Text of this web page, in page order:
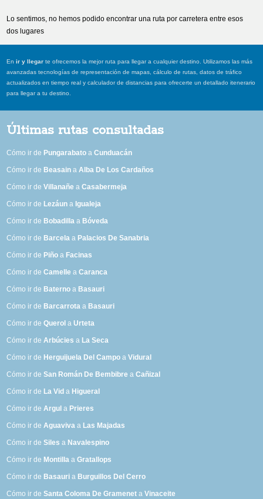
Lo sentimos, no hemos podido encontrar una ruta por carretera entre esos
dos lugares
Enir y llegar te ofrecemos la mejor ruta para llegar a cualquier destino. Utilizamos las más
avanzadas tecnologías de representación de mapas, cálculo de rutas, datos de tráfico
actualizados en tiempo real y calculador de distancias para ofrecerte un detallado itenerario
para llegar a tu destino.
Últimas rutas consultadas
Cómo ir de Pungarabato aCunduacán
Cómo ir de Beasain aAlba De Los Cardaños
Cómo ir deVillanañe aCasabermeja
Cómo ir de Lezáun a Igualeja
Cómo ir de Bobadilla a Bóveda
Cómo ir de Barcela a Palacios De Sanabria
Cómo ir de Piño a Facinas
Cómo ir deCamelle aCaranca
Cómo ir de Baterno a Basauri
Cómo ir de Barcarrota a Basauri
Cómo ir deQuerol aUrteta
Cómo ir deArbúcies a La Seca
Cómo ir de Herguijuela Del Campo aVidural
Cómo ir deSan Román De Bembibre aCañizal
Cómo ir de La Vid a Higueral
Cómo ir deArgul a Prieres
Cómo ir deAguaviva a Las Majadas
Cómo ir deSiles a Navalespino
Cómo ir de Montilla aGratallops
Cómo ir de Basauri a Burguillos Del Cerro
Cómo ir deSanta Coloma De Gramenet aVinaceite